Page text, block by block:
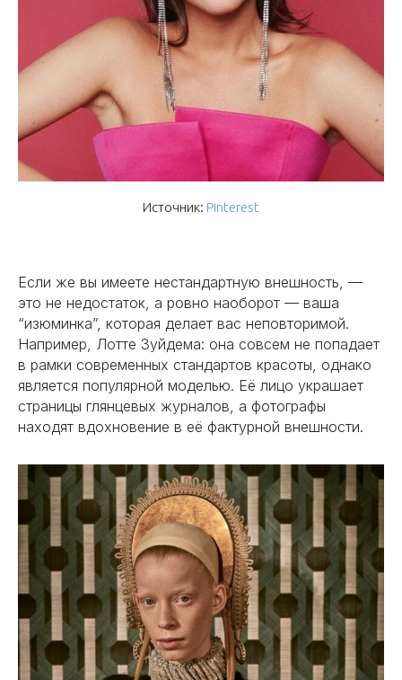
Источник: Pinterest
Если же вы имеете нестандартную внешность, —
это не недостаток, а ровно наоборот — ваша
“изюминка”, которая делает вас неповторимой.
Например, Лотте Зуйдема: она совсем не попадает
в рамки современных стандартов красоты, однако
является популярной моделью. Её лицо украшает
страницы глянцевых журналов, а фотографы
находят вдохновение в её фактурной внешности.